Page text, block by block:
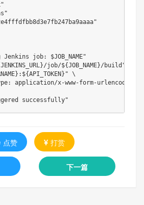
job: $JOB_NAME"
job/${JOB_NAME}/build" \
\
application/x-www-form-urlencoded"
successfully"
点赞 打赏
下一篇